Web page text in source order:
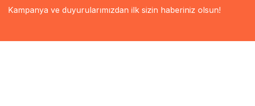
Kampanya ve duyurularımızdan ilk sizin haberiniz olsun!